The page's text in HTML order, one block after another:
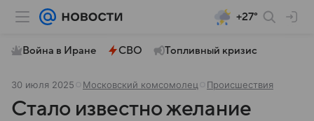
+27°
Война в Иране СВО Топливный кризис
30 июля 2025 Московский комсомолец Происшествия
Стало известно желание